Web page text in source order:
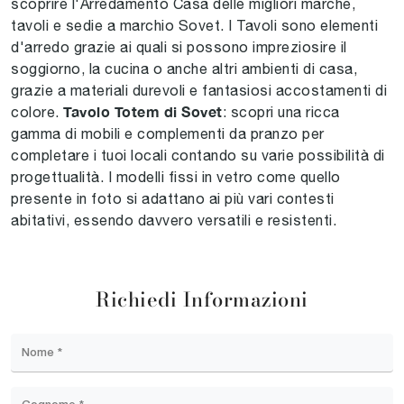
scoprire l'Arredamento Casa delle migliori marche,
tavoli e sedie a marchio Sovet. I Tavoli sono elementi
d'arredo grazie ai quali si possono impreziosire il
soggiorno, la cucina o anche altri ambienti di casa,
grazie a materiali durevoli e fantasiosi accostamenti di
colore. Tavolo Totem di Sovet: scopri una ricca
gamma di mobili e complementi da pranzo per
completare i tuoi locali contando su varie possibilità di
progettualità. I modelli fissi in vetro come quello
presente in foto si adattano ai più vari contesti
abitativi, essendo davvero versatili e resistenti.
Richiedi Informazioni